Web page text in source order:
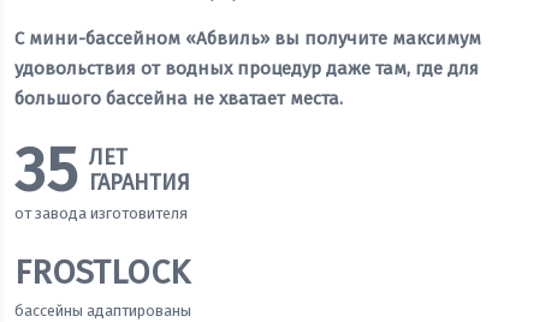
С мини-бассейном «Абвиль» вы получите максимум
удовольствия от водных процедур даже там, где для
большого бассейна не хватает места.
35 ЛЕТ
ГАРАНТИЯ
от завода изготовителя
FROSTLOCK
бассейны адаптированы